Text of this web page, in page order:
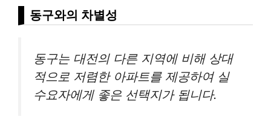
동구와의 차별성
동구는 대전의 다른 지역에 비해 상대
적으로 저렴한 아파트를 제공하여 실
수요자에게 좋은 선택지가 됩니다.